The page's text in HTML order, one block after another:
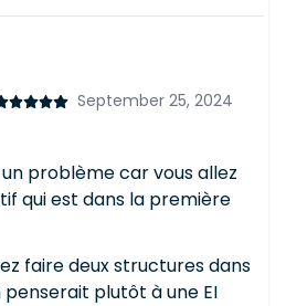
September 25, 2024
problème car vous allez
qui est dans la première
faire deux structures dans
plutôt à une EI